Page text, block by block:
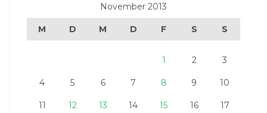
November 2013
M D M D F S S
1 2 3
4 5 6 7 8 9 10
11 12 13 14 15 16 17